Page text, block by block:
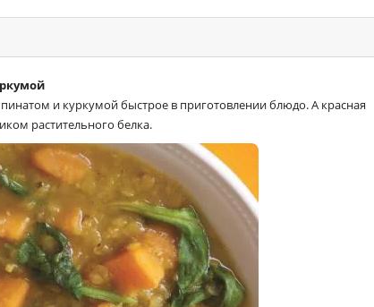
и куркумой быстрое в приготовлении блюдо. А красная
растительного белка.